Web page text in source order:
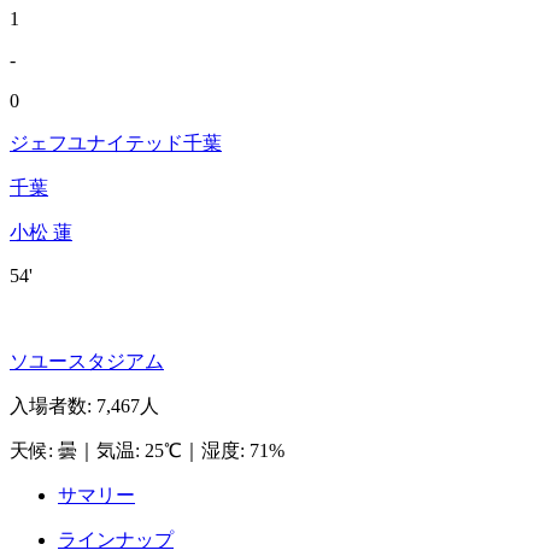
1
-
0
ジェフユナイテッド千葉
千葉
小松 蓮
54'
ソユースタジアム
入場者数: 7,467人
天候: 曇 気温: 25℃ 湿度: 71%
サマリー
ラインナップ